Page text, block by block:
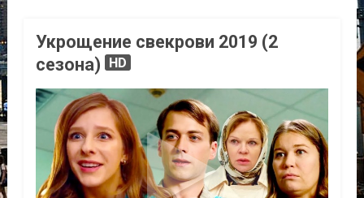
Укрощение свекрови 2019 (2
сезона) HD